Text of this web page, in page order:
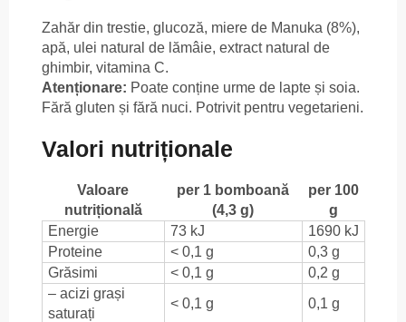
Zahăr din trestie, glucoză, miere de Manuka (8%),
apă, ulei natural de lămâie, extract natural de
ghimbir, vitamina C.
Atenționare: Poate conține urme de lapte și soia.
Fără gluten și fără nuci. Potrivit pentru vegetarieni.
Valori nutriționale
Valoare
nutrițională
per 1 bomboană
(4,3 g)
per 100
g
Energie
73 kJ
1690 kJ
Proteine
< 0,1 g
0,3 g
Grăsimi
< 0,1 g
0,2 g
– acizi grași
saturați
< 0,1 g
0,1 g